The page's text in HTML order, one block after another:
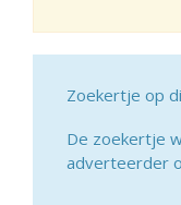
Zoekertje op
De zoekertje
adverteerder